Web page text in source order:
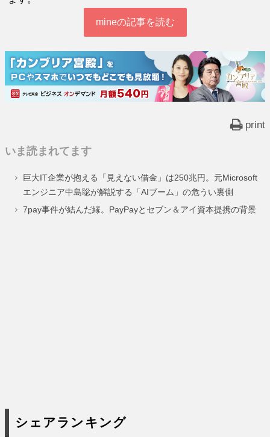
mineの記事を読む
print
いま読まれてます
巨大IT企業が抱える「見えない借金」は250兆円。元Microsoft
エンジニア中島聡が解説する「AIブーム」の危うい裏側
7pay事件が結んだ縁。PayPayとセブン＆アイ資本提携の背景
シェアランキング